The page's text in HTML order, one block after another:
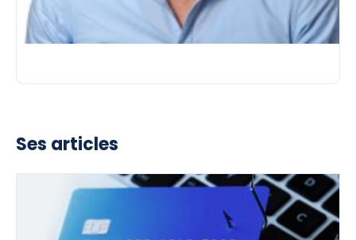
Ses articles